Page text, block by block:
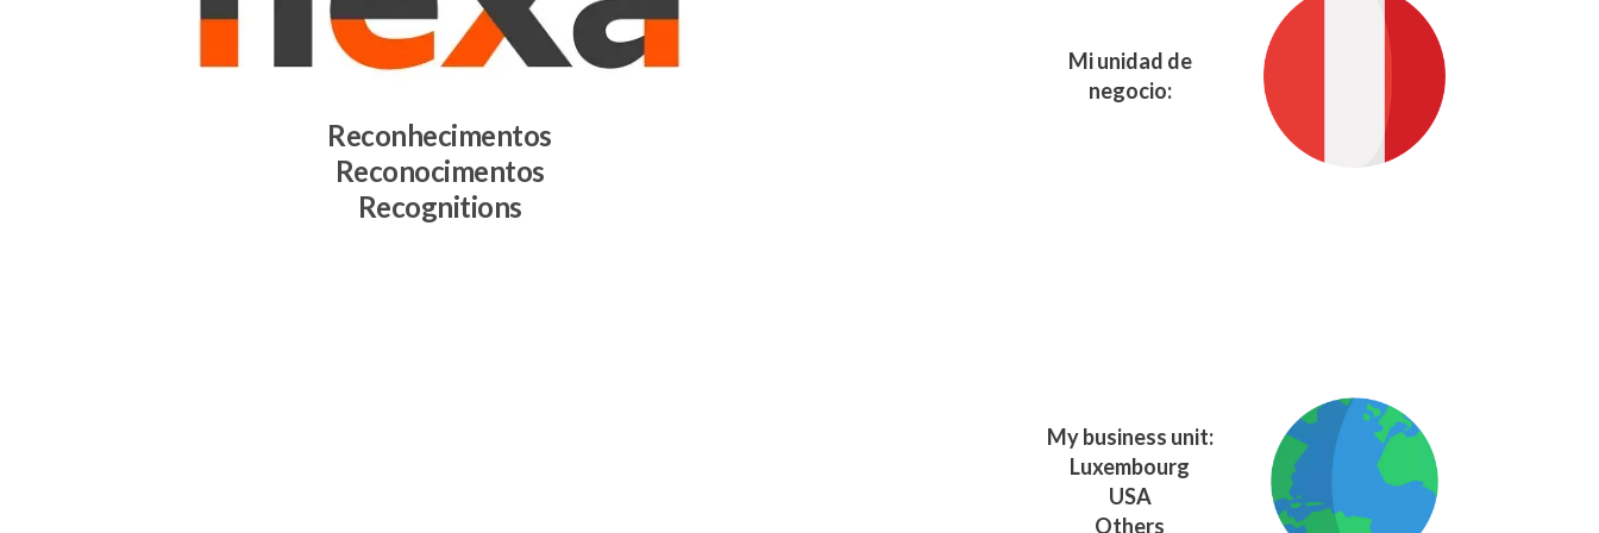
Reconhecimentos
Reconocimentos
Recognitions
Mi unidad de
negocio:
My business unit:
Luxembourg
USA
Others